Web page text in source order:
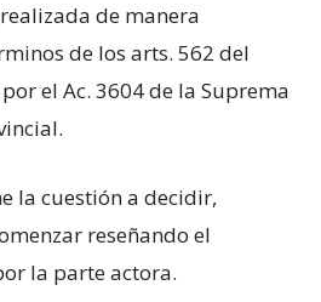
de manera
de los arts. 562 del
el Ac. 3604 de la Suprema
la cuestión a decidir,
reseñando el
la parte actora.